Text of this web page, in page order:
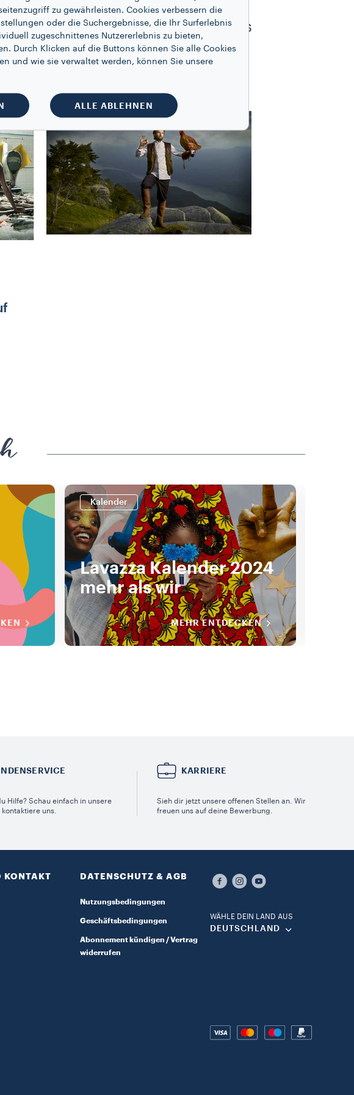
machen. Martin Schoeller,
Becher sowie von August Sanders
zutiefst beeinflusst.
Leibovitz.
Kalender
Lavazza Kalender 2024
mehr als wir
MEHR ENTDECKEN
Hilfe? Schau einfach in unsere
kontaktiere uns.
KARRIERE
Sieh dir jetzt unsere offenen Stellen an. Wir
freuen uns auf deine Bewerbung.
KONTAKT DATENSCHUTZ & AGB​
Nutzungsbedingungen
Geschäftsbedingungen
Abonnement kündigen / Vertrag
widerrufen
WÄHLE DEIN LAND AUS​
DEUTSCHLAND​
zu gewährleisten. Cookies verbessern die
oder die Suchergebnisse, die Ihr Surferlebnis
zugeschnittenes Nutzererlebnis zu bieten,
Durch Klicken auf die Buttons können Sie alle Cookies
und wie sie verwaltet werden, können Sie unsere
ALLE ABLEHNEN